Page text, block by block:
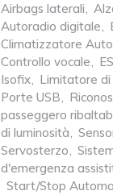
Airbags laterali,
Autoradio digitale,
Climatizzatore
Controllo vocale,
Isofix, Limitatore
Porte USB,
passeggero
di luminosità,
Servosterzo,
d'emergenza
Start/Stop